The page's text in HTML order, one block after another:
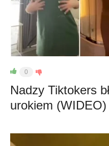
0
Nadzy Tiktokers
urokiem (WIDEO)